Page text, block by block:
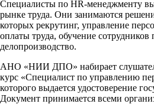
Специалисты по HR-менеджменту
рынке труда. Они занимаются
которых рекрутинг, управление
оплаты труда, обучение сотрудников
делопроизводство.
АНО «НИИ ДПО» набирает
курс «Cпециалист по управлению
которого выдается удостоверение
Документ принимается всеми